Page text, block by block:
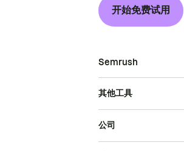
开始免费试用
Semrush
其他工具
公司